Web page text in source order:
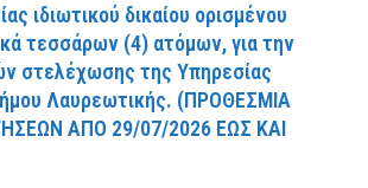
ιδιωτικού δικαίου ορισμένου
τεσσάρων (4) ατόμων, για την
στελέχωσης της Υπηρεσίας
Λαυρεωτικής. (ΠPOΘEΣMIA
AΠO 29/07/2026 EΩΣ KAI